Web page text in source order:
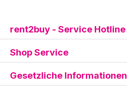
rent2buy - Service Hotline
Shop Service
Gesetzliche Informationen